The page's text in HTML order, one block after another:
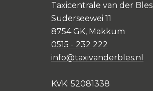
Taxicentrale van der Bles
Suderseewei 11
8754 GK, Makkum
0515 - 232 222
info@taxivanderbles.nl
KVK: 52081338